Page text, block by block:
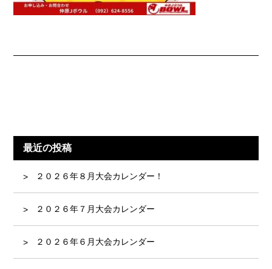
最近の投稿
２０２６年８月大会カレンダー！
２０２６年７月大会カレンダー
２０２６年６月大会カレンダー